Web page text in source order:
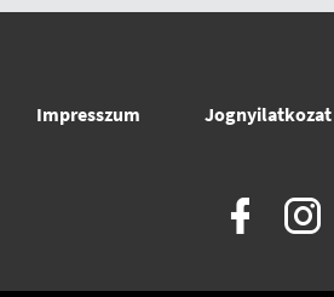
Impresszum Jognyilatkozat